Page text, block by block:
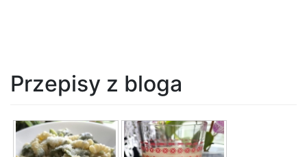
Przepisy z bloga